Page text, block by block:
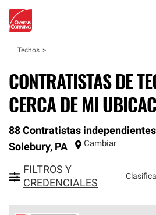
Techos
CONTRATISTAS DE
CERCA DE MI
88 Contratistas
Solebury, PA Cambiar
FILTROS Y
CREDENCIALES